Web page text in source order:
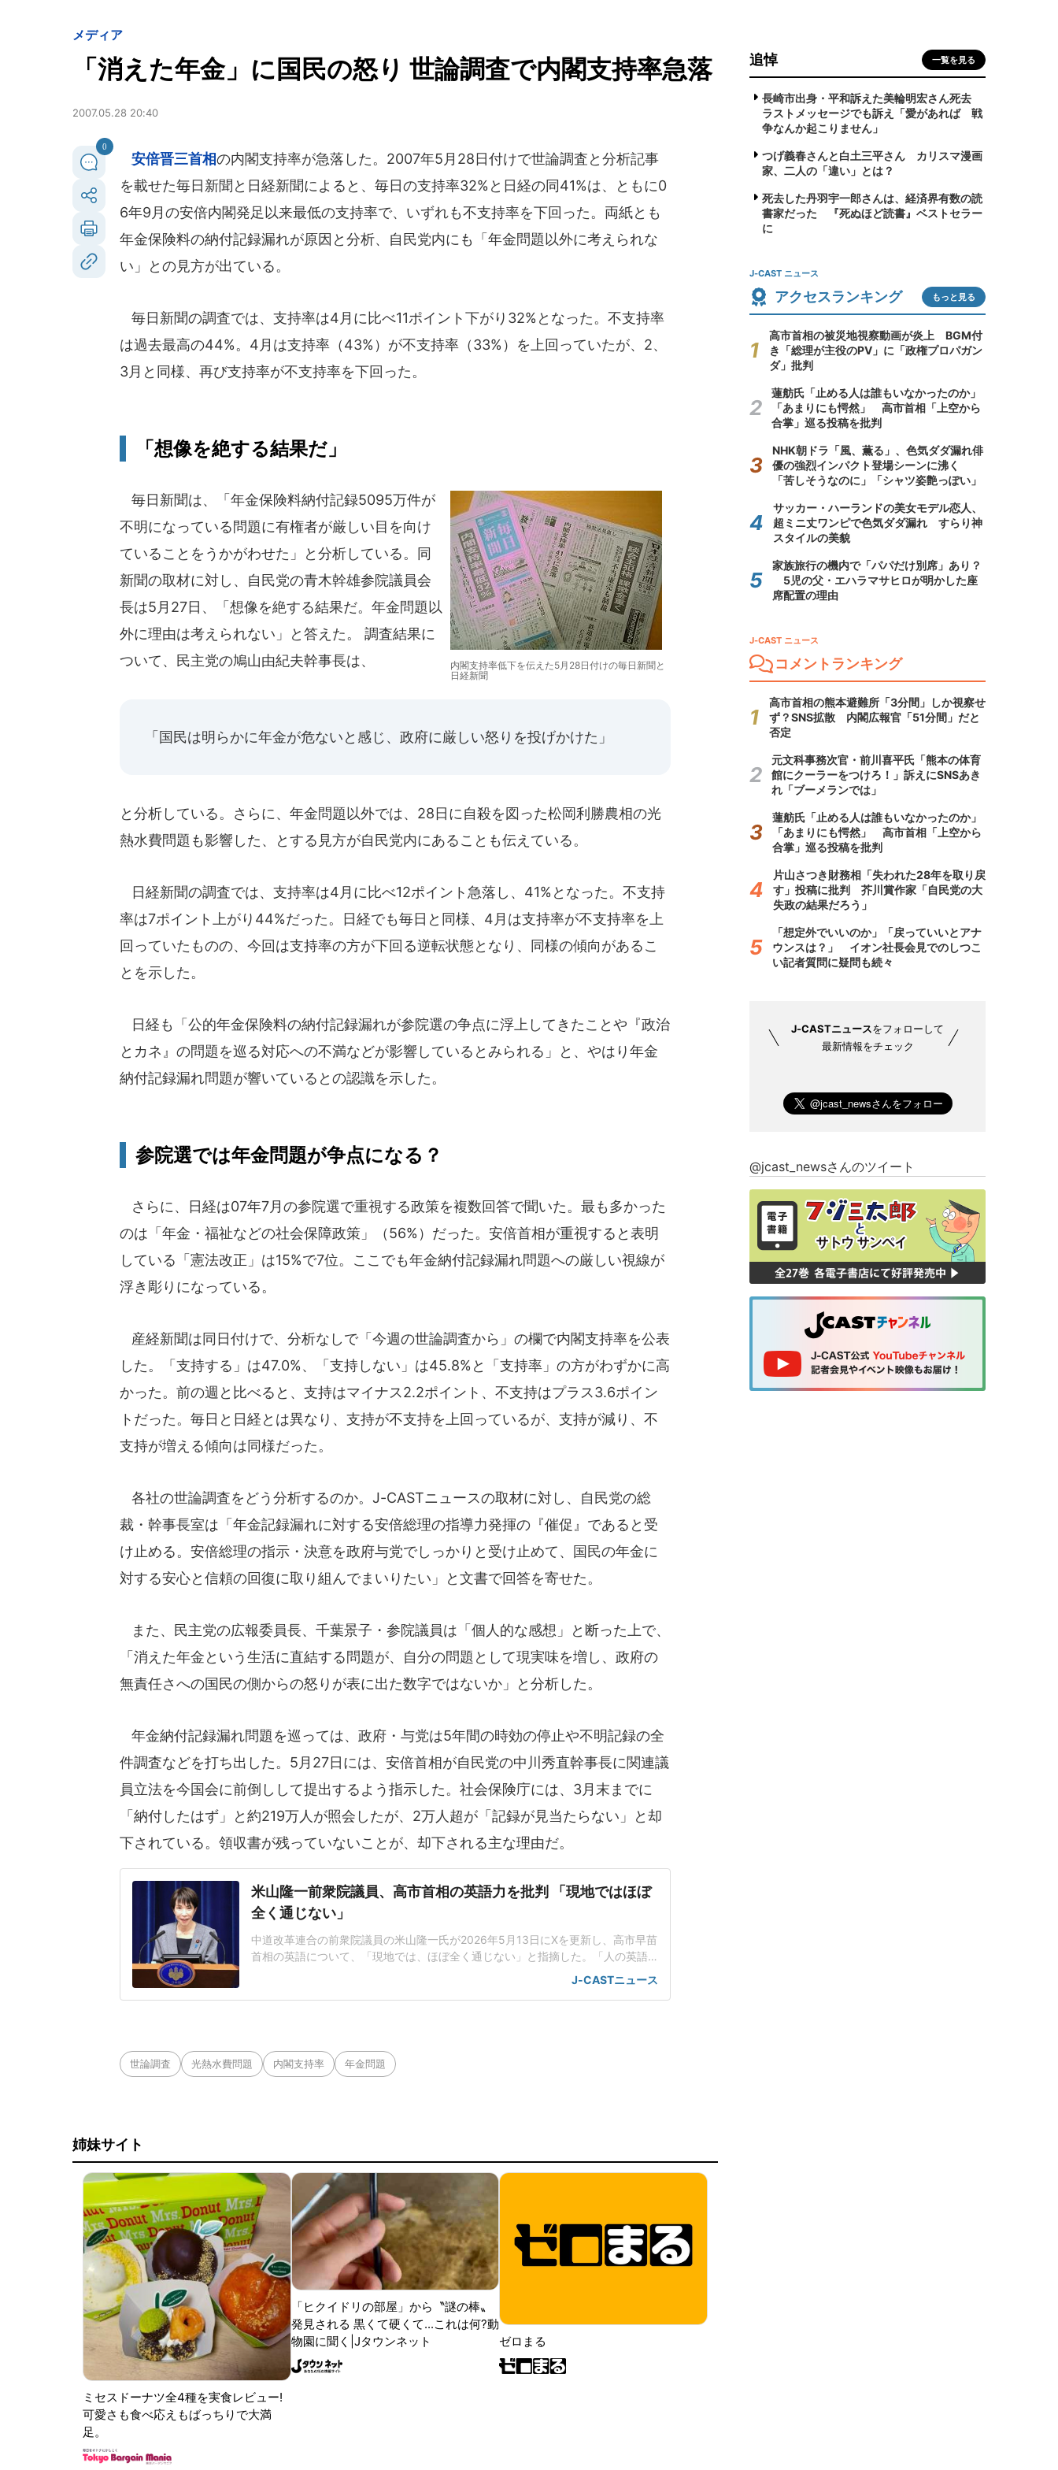
メディア
「消えた年金」に国民の怒り 世論調査で内閣支持率急落
2007.05.28 20:40
0
安倍晋三首相の内閣支持率が急落した。2007年5月28日付けで世論調査と分析記事
を載せた毎日新聞と日経新聞によると、毎日の支持率32%と日経の同41%は、ともに0
6年9月の安倍内閣発足以来最低の支持率で、いずれも不支持率を下回った。両紙とも
年金保険料の納付記録漏れが原因と分析、自民党内にも「年金問題以外に考えられな
い」との見方が出ている。
毎日新聞の調査では、支持率は4月に比べ11ポイント下がり32%となった。不支持率
は過去最高の44%。4月は支持率（43%）が不支持率（33%）を上回っていたが、2、
3月と同様、再び支持率が不支持率を下回った。
「想像を絶する結果だ」
内閣支持率低下を伝えた5月28日付けの毎日新聞と
日経新聞
毎日新聞は、「年金保険料納付記録5095万件が
不明になっている問題に有権者が厳しい目を向け
ていることをうかがわせた」と分析している。同
新聞の取材に対し、自民党の青木幹雄参院議員会
長は5月27日、「想像を絶する結果だ。年金問題以
外に理由は考えられない」と答えた。 調査結果に
ついて、民主党の鳩山由紀夫幹事長は、
「国民は明らかに年金が危ないと感じ、政府に厳しい怒りを投げかけた」
と分析している。さらに、年金問題以外では、28日に自殺を図った松岡利勝農相の光
熱水費問題も影響した、とする見方が自民党内にあることも伝えている。
日経新聞の調査では、支持率は4月に比べ12ポイント急落し、41%となった。不支持
率は7ポイント上がり44%だった。日経でも毎日と同様、4月は支持率が不支持率を上
回っていたものの、今回は支持率の方が下回る逆転状態となり、同様の傾向があるこ
とを示した。
日経も「公的年金保険料の納付記録漏れが参院選の争点に浮上してきたことや『政治
とカネ』の問題を巡る対応への不満などが影響しているとみられる」と、やはり年金
納付記録漏れ問題が響いているとの認識を示した。
参院選では年金問題が争点になる？
さらに、日経は07年7月の参院選で重視する政策を複数回答で聞いた。最も多かった
のは「年金・福祉などの社会保障政策」（56%）だった。安倍首相が重視すると表明
している「憲法改正」は15%で7位。ここでも年金納付記録漏れ問題への厳しい視線が
浮き彫りになっている。
産経新聞は同日付けで、分析なしで「今週の世論調査から」の欄で内閣支持率を公表
した。「支持する」は47.0%、「支持しない」は45.8%と「支持率」の方がわずかに高
かった。前の週と比べると、支持はマイナス2.2ポイント、不支持はプラス3.6ポイン
トだった。毎日と日経とは異なり、支持が不支持を上回っているが、支持が減り、不
支持が増える傾向は同様だった。
各社の世論調査をどう分析するのか。J-CASTニュースの取材に対し、自民党の総
裁・幹事長室は「年金記録漏れに対する安倍総理の指導力発揮の『催促』であると受
け止める。安倍総理の指示・決意を政府与党でしっかりと受け止めて、国民の年金に
対する安心と信頼の回復に取り組んでまいりたい」と文書で回答を寄せた。
また、民主党の広報委員長、千葉景子・参院議員は「個人的な感想」と断った上で、
「消えた年金という生活に直結する問題が、自分の問題として現実味を増し、政府の
無責任さへの国民の側からの怒りが表に出た数字ではないか」と分析した。
年金納付記録漏れ問題を巡っては、政府・与党は5年間の時効の停止や不明記録の全
件調査などを打ち出した。5月27日には、安倍首相が自民党の中川秀直幹事長に関連議
員立法を今国会に前倒しして提出するよう指示した。社会保険庁には、3月末までに
「納付したはず」と約219万人が照会したが、2万人超が「記録が見当たらない」と却
下されている。領収書が残っていないことが、却下される主な理由だ。
米山隆一前衆院議員、高市首相の英語力を批判 「現地ではほぼ
全く通じない」
中道改革連合の前衆院議員の米山隆一氏が2026年5月13日にXを更新し、高市早苗
首相の英語について、「現地では、ほぼ全く通じない」と指摘した。「人の英語
の発音をとやかく言うのは趣味じゃないですが...」発端となったのは、あるXユー
ザーが高市首相が英語を話している動画をアップし、英語力に疑問を呈したこ
J-CASTニュース
世論調査 光熱水費問題 内閣支持率 年金問題
姉妹サイト
ミセスドーナツ全4種を実食レビュー!
可愛さも食べ応えもばっちりで大満
足。
「ヒクイドリの部屋」から〝謎の棒〟
発見される 黒くて硬くて...これは何?動
物園に聞く|Jタウンネット
ゼロまる
追悼 一覧を見る
長崎市出身・平和訴えた美輪明宏さん死去
ラストメッセージでも訴え「愛があれば 戦
争なんか起こりません」
つげ義春さんと白土三平さん カリスマ漫画
家、二人の「違い」とは？
死去した丹羽宇一郎さんは、経済界有数の読
書家だった 『死ぬほど読書』ベストセラー
に
J-CAST ニュース
アクセスランキング もっと見る
高市首相の被災地視察動画が炎上 BGM付
き「総理が主役のPV」に「政権プロパガン
ダ」批判
蓮舫氏「止める人は誰もいなかったのか」
「あまりにも愕然」 高市首相「上空から
合掌」巡る投稿を批判
NHK朝ドラ「風、薫る」、色気ダダ漏れ俳
優の強烈インパクト登場シーンに沸く
「苦しそうなのに」「シャツ姿艶っぽい」
サッカー・ハーランドの美女モデル恋人、
超ミニ丈ワンピで色気ダダ漏れ すらり神
スタイルの美貌
家族旅行の機内で「パパだけ別席」あり？
5児の父・エハラマサヒロが明かした座
席配置の理由
J-CAST ニュース
コメントランキング
高市首相の熊本避難所「3分間」しか視察せ
ず？SNS拡散 内閣広報官「51分間」だと
否定
元文科事務次官・前川喜平氏「熊本の体育
館にクーラーをつけろ！」訴えにSNSあき
れ「ブーメランでは」
蓮舫氏「止める人は誰もいなかったのか」
「あまりにも愕然」 高市首相「上空から
合掌」巡る投稿を批判
片山さつき財務相「失われた28年を取り戻
す」投稿に批判 芥川賞作家「自民党の大
失政の結果だろう」
「想定外でいいのか」「戻っていいとアナ
ウンスは？」 イオン社長会見でのしつこ
い記者質問に疑問も続々
J-CASTニュースをフォローして
最新情報をチェック
@jcast_newsさんのツイート